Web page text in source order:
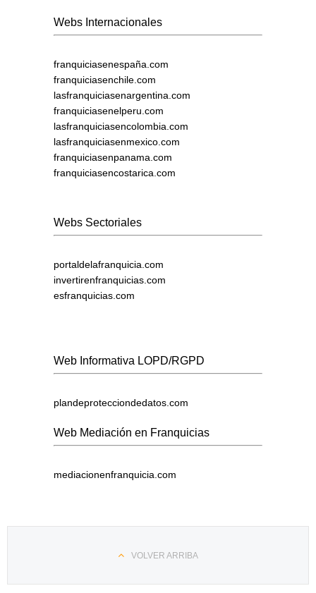
Webs Internacionales
franquiciasenespaña.com
franquiciasenchile.com
lasfranquiciasenargentina.com
franquiciasenelperu.com
lasfranquiciasencolombia.com
lasfranquiciasenmexico.com
franquiciasenpanama.com
franquiciasencostarica.com
Webs Sectoriales
portaldelafranquicia.com
invertirenfranquicias.com
esfranquicias.com
Web Informativa LOPD/RGPD
plandeprotecciondedatos.com
Web Mediación en Franquicias
mediacionenfranquicia.com
VOLVER ARRIBA